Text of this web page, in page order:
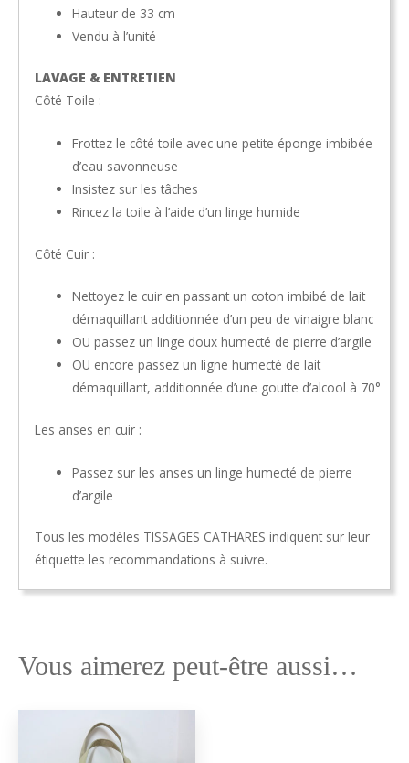
Hauteur de 33 cm
Vendu à l’unité
LAVAGE & ENTRETIEN
Côté Toile :
Frottez le côté toile avec une petite éponge imbibée
d’eau savonneuse
Insistez sur les tâches
Rincez la toile à l’aide d’un linge humide
Côté Cuir :
Nettoyez le cuir en passant un coton imbibé de lait
démaquillant additionnée d’un peu de vinaigre blanc
OU passez un linge doux humecté de pierre d’argile
OU encore passez un ligne humecté de lait
démaquillant, additionnée d’une goutte d’alcool à 70°
Les anses en cuir :
Passez sur les anses un linge humecté de pierre
d’argile
Tous les modèles TISSAGES CATHARES indiquent sur leur
étiquette les recommandations à suivre.
Vous aimerez peut-être aussi…